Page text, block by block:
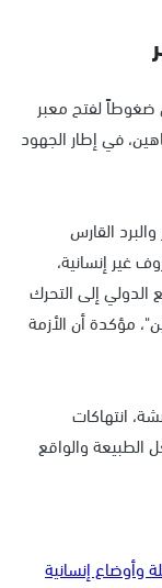
ضغوطاً لفتح معبر
في إطار الجهود
القارس
غير إنسانية،
إلى التحرك
مؤكدة أن الأزمة
انتهاكات
الطبيعة والواقع
إنسانية